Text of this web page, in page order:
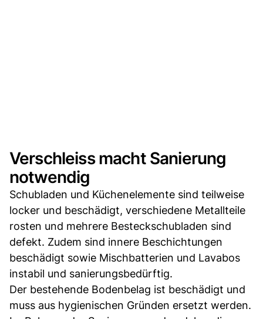
Verschleiss macht Sanierung
notwendig
Schubladen und Küchenelemente sind teilweise
locker und beschädigt, verschiedene Metallteile
rosten und mehrere Besteckschubladen sind
defekt. Zudem sind innere Beschichtungen
beschädigt sowie Mischbatterien und Lavabos
instabil und sanierungsbedürftig.
Der bestehende Bodenbelag ist beschädigt und
muss aus hygienischen Gründen ersetzt werden.